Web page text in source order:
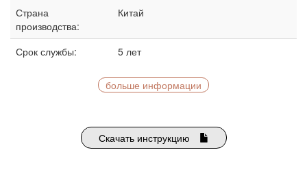
Страна
производства:
Китай
Срок службы: 5 лет
больше информации
Скачать инструкцию